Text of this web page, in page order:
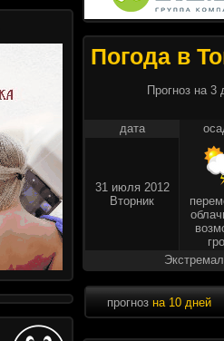
Погода в
Прогноз на 3
дата
31 июля 2012
Вторник
прогноз на 10 дней